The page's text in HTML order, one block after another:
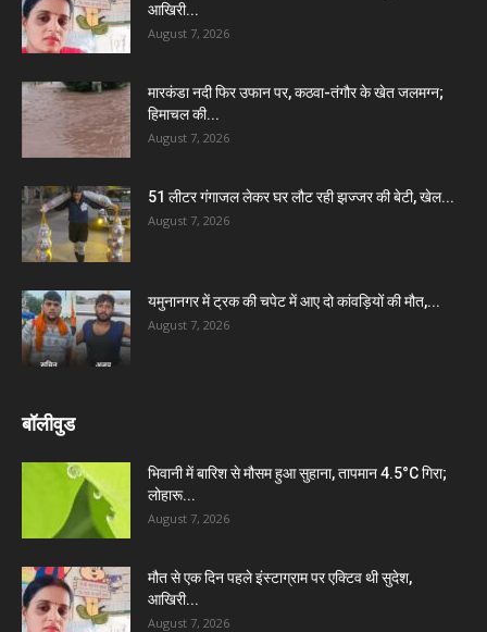
आखिरी...
August 7, 2026
मारकंडा नदी फिर उफान पर, कठवा-तंगौर के खेत जलमग्न;
हिमाचल की...
August 7, 2026
51 लीटर गंगाजल लेकर घर लौट रही झज्जर की बेटी, खेल...
August 7, 2026
यमुनानगर में ट्रक की चपेट में आए दो कांवड़ियों की मौत,...
August 7, 2026
बॉलीवुड
भिवानी में बारिश से मौसम हुआ सुहाना, तापमान 4.5°C गिरा;
लोहारू...
August 7, 2026
मौत से एक दिन पहले इंस्टाग्राम पर एक्टिव थी सुदेश,
आखिरी...
August 7, 2026